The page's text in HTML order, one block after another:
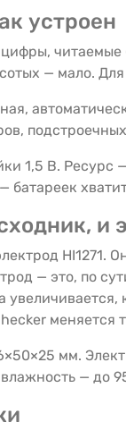
устроен
читаемые
— мало.
1,5 В. Ресурс
и
HI1271.
— это, по
меняется
мм.
— до